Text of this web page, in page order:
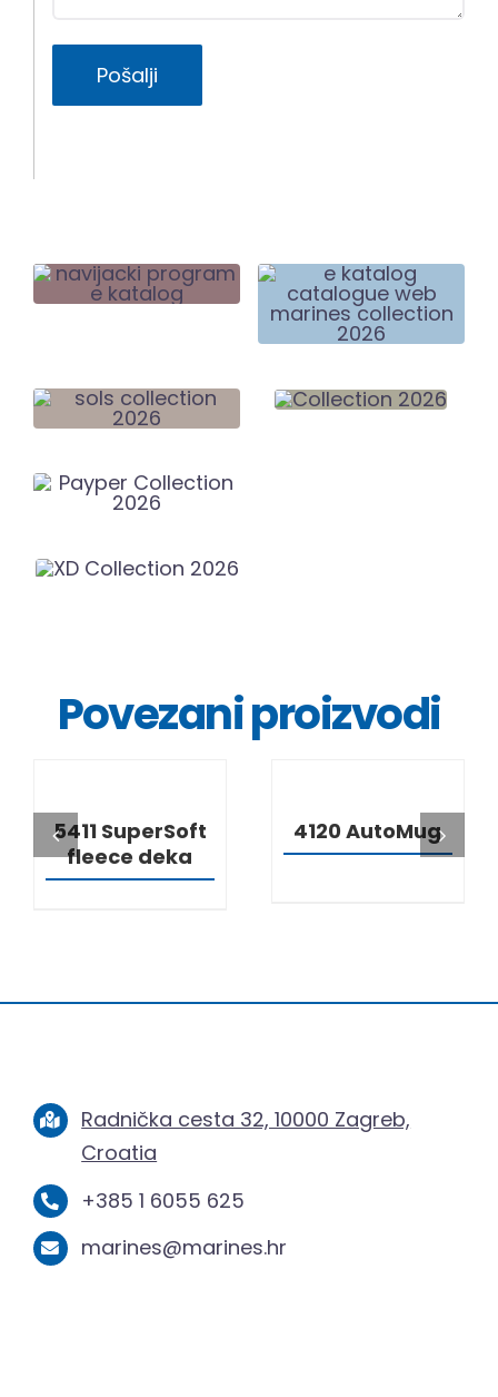
Pošalji
Povezani proizvodi
5411 SuperSoft
fleece deka
4120 AutoMug
Radnička cesta 32, 10000 Zagreb,
Croatia
+385 1 6055 625
marines@marines.hr